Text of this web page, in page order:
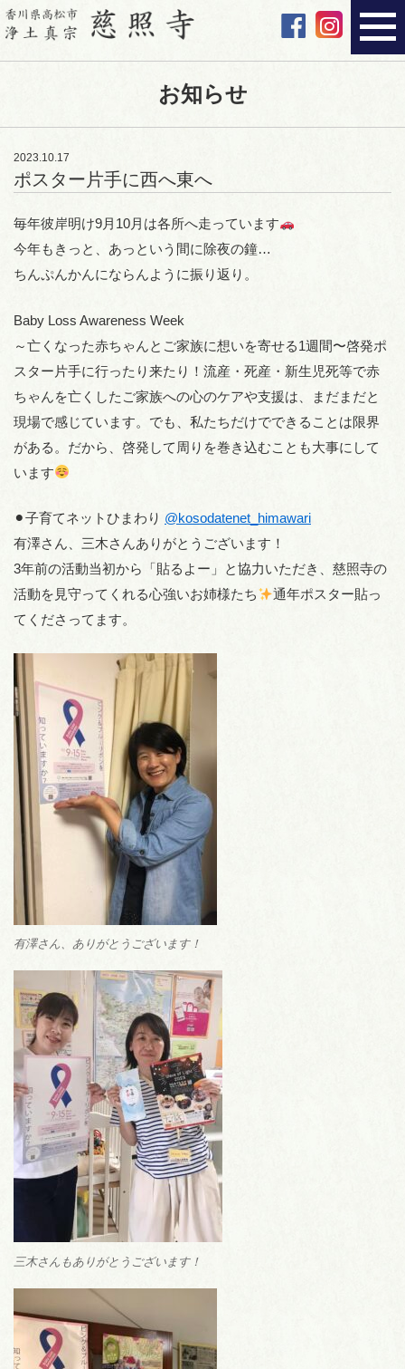
お知らせ
2023.10.17
ポスター片手に西へ東へ
毎年彼岸明け9月10月は各所へ走っています
今年もきっと、あっという間に除夜の鐘…
ちんぷんかんにならんように振り返り。
Baby Loss Awareness Week
～亡くなった赤ちゃんとご家族に想いを寄せる1週間〜啓発ポ
スター片手に行ったり来たり！流産・死産・新生児死等で赤
ちゃんを亡くしたご家族への心のケアや支援は、まだまだと
現場で感じています。でも、私たちだけでできることは限界
がある。だから、啓発して周りを巻き込むことも大事にして
います
⚫︎子育てネットひまわり @kosodatenet_himawari
有澤さん、三木さんありがとうございます！
3年前の活動当初から「貼るよー」と協力いただき、慈照寺の
活動を見守ってくれる心強いお姉様たち
通年ポスター貼っ
てくださってます。
有澤さん、ありがとうございます！
三木さんもありがとうございます！